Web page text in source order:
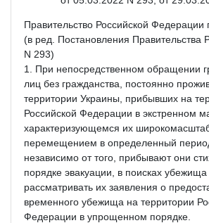
Правительство Российской Федерации
(в ред. Постановления Правительства
N 293)
1. При непосредственном обращении
лиц без гражданства, постоянно
территории Украины, прибывших на
Российской Федерации в экстренном
характеризующемся их
перемещением в определенный
независимо от того, прибывают они
порядке эвакуации, в поисках
рассматривать их заявления о
временного убежища на территории
Федерации в упрощенном порядке.